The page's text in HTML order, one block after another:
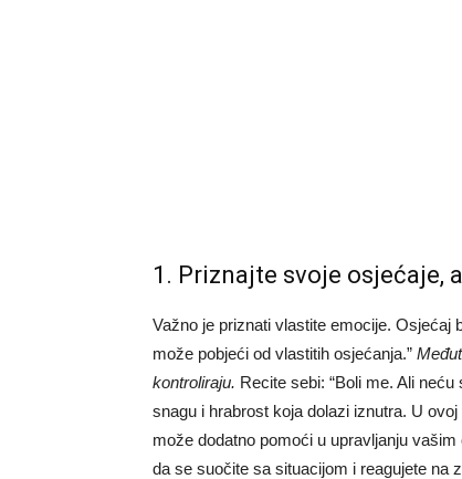
1. Priznajte svoje osjećaje,
Važno je priznati vlastite emocije. Osjećaj
može pobjeći od vlastitih osjećanja.”
kontroliraju. Recite sebi: “Boli me. Ali
snagu i hrabrost koja dolazi iznutra. U
može dodatno pomoći u upravljanju
da se suočite sa situacijom i reagujete na